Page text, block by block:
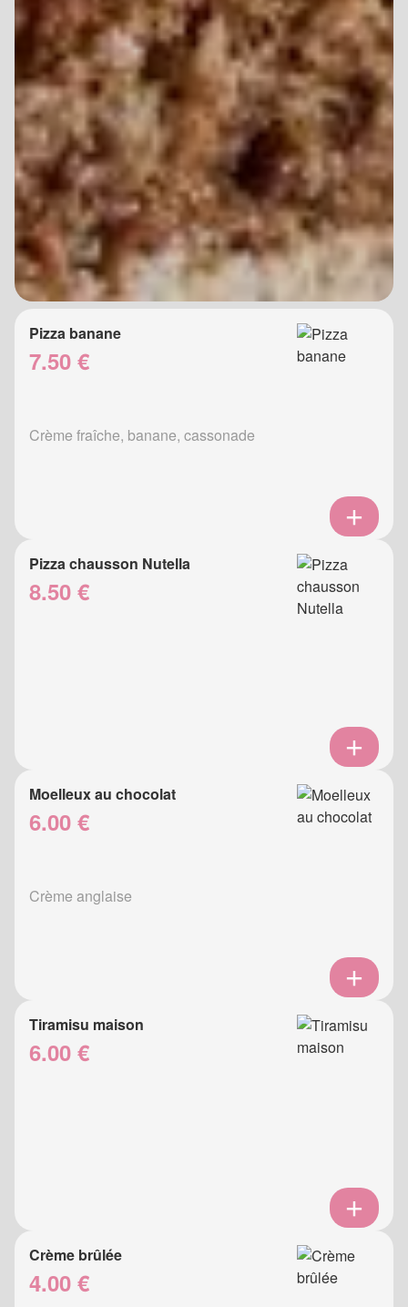
Pizza banane
7.50 €
Crème fraîche, banane, cassonade
Pizza chausson Nutella
8.50 €
Moelleux au chocolat
6.00 €
Crème anglaise
Tiramisu maison
6.00 €
Crème brûlée
4.00 €